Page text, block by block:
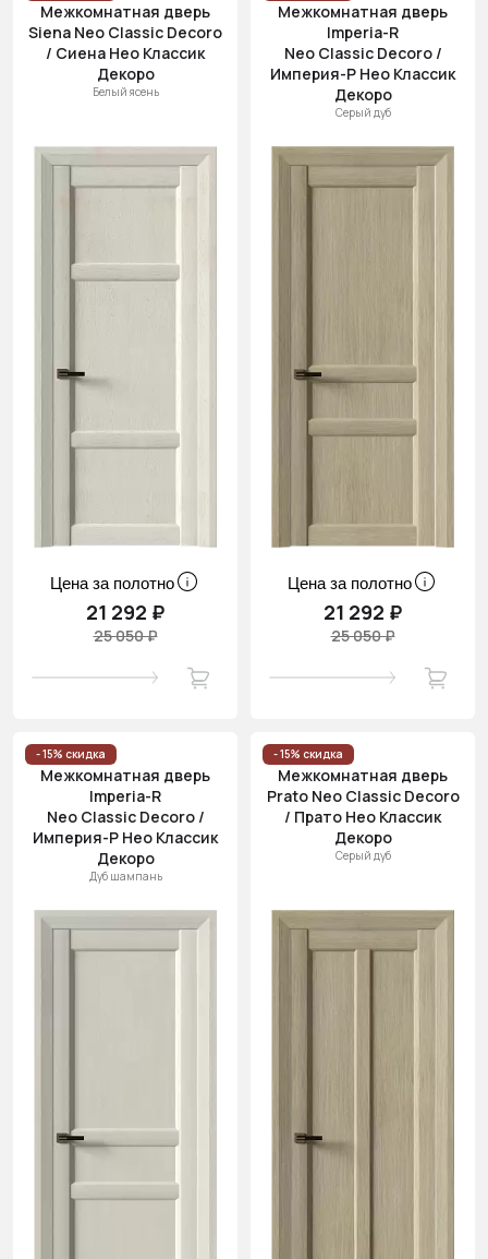
Межкомнатная дверь
Siena Neo Classic Decoro
/ Сиена Нео Классик
Декоро
Белый ясень
Цена за полотно
21 292 ₽
25 050 ₽
Межкомнатная дверь
Imperia-R
Neo Classic Decoro /
Империя-Р Нео Классик
Декоро
Серый дуб
Цена за полотно
21 292 ₽
25 050 ₽
- 15% скидка
Межкомнатная дверь
Imperia-R
Neo Classic Decoro /
Империя-Р Нео Классик
Декоро
Дуб шампань
- 15% скидка
Межкомнатная дверь
Prato Neo Classic Decoro
/ Прато Нео Классик
Декоро
Серый дуб